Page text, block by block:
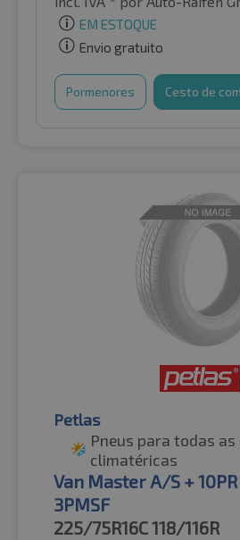
EM ESTOQUE
Envio gratuito
Pormenores Cesto de
Petlas
Pneus para todas as
climatéricas
Van Master A/S +
3PMSF
225/75R16C118/116R